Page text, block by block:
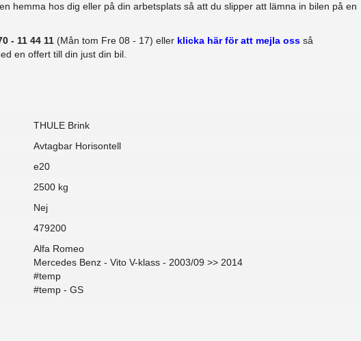
hemma hos dig eller på din arbetsplats så att du slipper att lämna in bilen på en
- 11 44 11 (Mån tom Fre 08 - 17) eller klicka här för att mejla oss så
en offert till din just din bil.
THULE Brink
Avtagbar Horisontell
e20
2500 kg
Nej
479200
Alfa Romeo
Mercedes Benz - Vito V-klass - 2003/09 >> 2014
#temp
#temp - GS